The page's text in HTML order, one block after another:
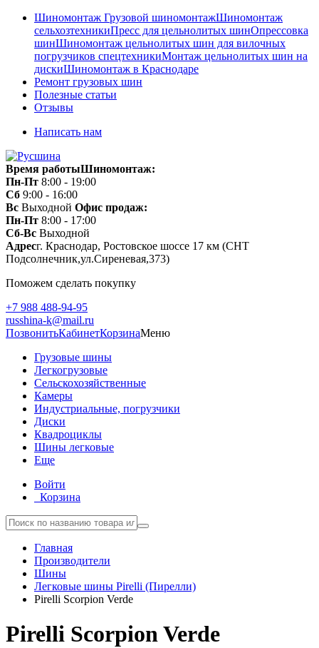
Шиномонтаж Грузовой шиномонтажШиномонтаж
сельхозтехникиПресс для цельнолитых шинОпрессовка
шинШиномонтаж цельнолитых шин для вилочных
погрузчиков спецтехникиМонтаж цельнолитых шин на
дискиШиномонтаж в Краснодаре
Ремонт грузовых шин
Полезные статьи
Отзывы
Написать нам
Время работыШиномонтаж:
Пн-Пт 8:00 - 19:00
Сб 9:00 - 16:00
Вс Выходной Офис продаж:
Пн-Пт 8:00 - 17:00
Сб-Вс Выходной
Адресг. Краснодар, Ростовское шоссе 17 км (СНТ
Подсолнечник,ул.Сиреневая,373)
Поможем сделать покупку
+7 988 488-94-95
russhina-k@mail.ru
ПозвонитьКабинетКорзинаМеню
Грузовые шины
Легкогрузовые
Сельскохозяйственные
Камеры
Индустриальные, погрузчики
Диски
Квадроциклы
Шины легковые
Еще
Войти
Корзина
Главная
Производители
Шины
Легковые шины Pirelli (Пирелли)
Pirelli Scorpion Verde
Pirelli Scorpion Verde